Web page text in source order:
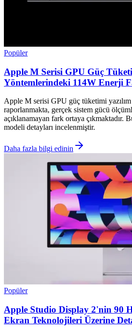
Popüler
Apple M Serisi GPU Güç
Yöntemlerindeki 114W Enerji
Apple M serisi GPU güç tüketimi yazılım
raporlanmakta, gerçek sistem gücü
açıklanamayan fark ortaya çıkmaktadır.
modeli detayları incelenmiştir.
Daha fazla bilgi edinin
Popüler
Apple Studio Display 2'nin 90
Ekran Teknolojileri Üzerine